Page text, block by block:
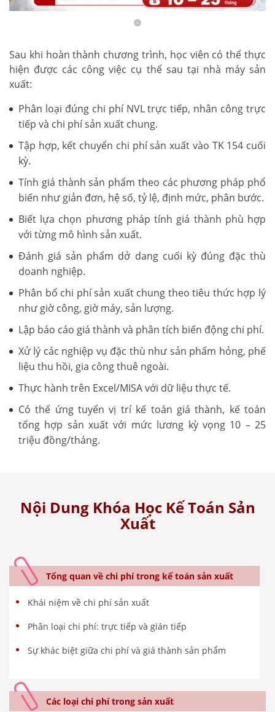
Sau khi hoàn thành chương trình, học viên có thể thực
hiện được các công việc cụ thể sau tại nhà máy sản
xuất:
Phân loại đúng chi phí NVL trực tiếp, nhân công trực
tiếp và chi phí sản xuất chung.
Tập hợp, kết chuyển chi phí sản xuất vào TK 154 cuối
kỳ.
Tính giá thành sản phẩm theo các phương pháp phổ
biến như giản đơn, hệ số, tỷ lệ, định mức, phân bước.
Biết lựa chọn phương pháp tính giá thành phù hợp
với từng mô hình sản xuất.
Đánh giá sản phẩm dở dang cuối kỳ đúng đặc thù
doanh nghiệp.
Phân bổ chi phí sản xuất chung theo tiêu thức hợp lý
như giờ công, giờ máy, sản lượng.
Lập báo cáo giá thành và phân tích biến động chi phí.
Xử lý các nghiệp vụ đặc thù như sản phẩm hỏng, phế
liệu thu hồi, gia công thuê ngoài.
Thực hành trên Excel/MISA với dữ liệu thực tế.
Có thể ứng tuyển vị trí kế toán giá thành, kế toán
tổng hợp sản xuất với mức lương kỳ vọng 10 – 25
triệu đồng/tháng.
Nội Dung Khóa Học Kế Toán Sản
Xuất
Tổng quan về chi phí trong kế toán sản xuất
Khái niệm về chi phí sản xuất
Phân loại chi phí: trực tiếp và gián tiếp
Sự khác biệt giữa chi phí và giá thành sản phẩm
Các loại chi phí trong sản xuất